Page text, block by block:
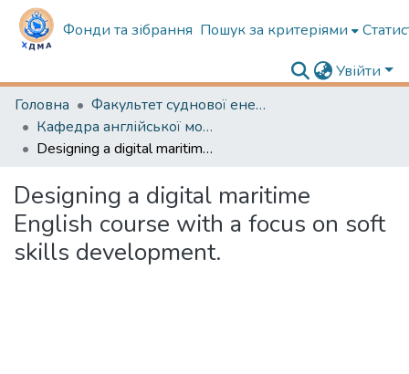
Фонди та зібрання Пошук за критеріями
Увійти
Головна
Факультет суднової енергетики
Кафедра англійської мови в судновій енергетиці
Designing a digital maritime English course with a focus on soft skills development.
Designing a digital maritime
English course with a focus on soft
skills development.